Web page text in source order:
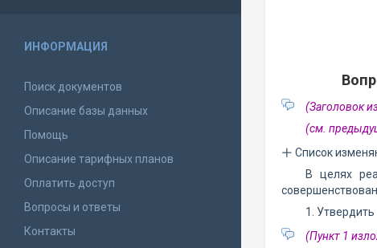
ИНФОРМАЦИЯ
Поиск документов
Описание базы данных
Помощь
Описание тарифных планов
Оплатить доступ
Вопросы и ответы
Контакты
(Заголовок
(см.
Список
В целях
1.
(Пункт 1